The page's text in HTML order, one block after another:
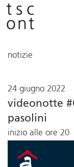
notizie
24 giugno 2022
videonotte
pasolini
inizio alle ore 20